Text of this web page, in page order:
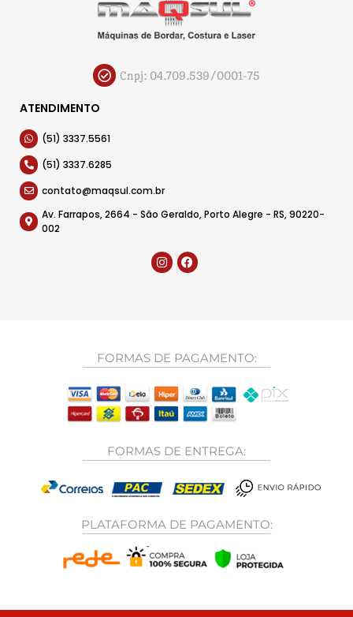
Cnpj: 04.709.539/0001-75
ATENDIMENTO
(51) 3337.5561
(51) 3337.6285
contato@maqsul.com.br
Av. Farrapos, 2664 - São Geraldo, Porto Alegre - RS, 90220-
002
FORMAS DE PAGAMENTO:
FORMAS DE ENTREGA:
PLATAFORMA DE PAGAMENTO: